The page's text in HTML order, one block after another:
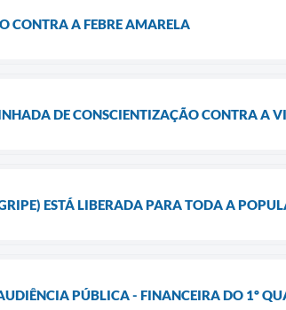
CONTRA A FEBRE AMARELA
DE CONSCIENTIZAÇÃO CONTRA A
ESTÁ LIBERADA PARA TODA A
PÚBLICA - FINANCEIRA DO 1º